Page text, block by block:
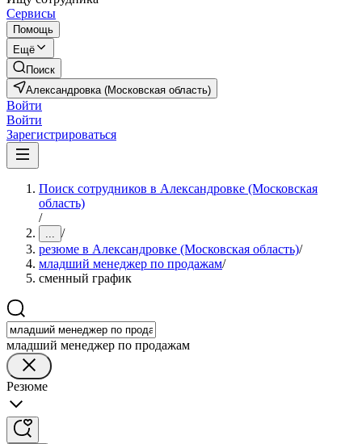
Сервисы
Помощь
Ещё
Поиск
Александровка (Московская область)
Войти
Войти
Зарегистрироваться
Поиск сотрудников в Александровке (Московская
область)
/
... /
резюме в Александровке (Московская область)/
младший менеджер по продажам/
сменный график
младший менеджер по продажам
Резюме